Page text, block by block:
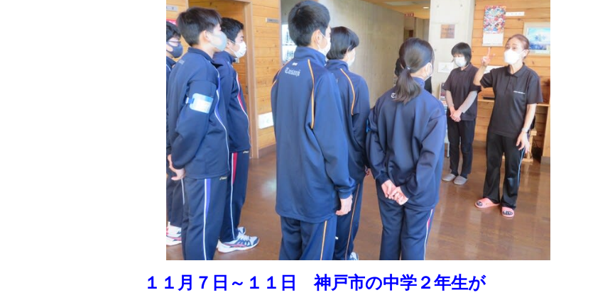
１１月７日～１１日 神戸市の中学２年生が